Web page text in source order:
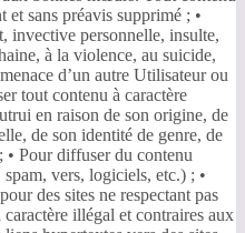
et sans préavis supprimé ; •
invective personnelle, insulte,
à la violence, au suicide,
d’un autre Utilisateur ou
tout contenu à caractère
en raison de son origine, de
de son identité de genre, de
• Pour diffuser du contenu
vers, logiciels, etc.) ; •
des sites ne respectant pas
illégal et contraires aux